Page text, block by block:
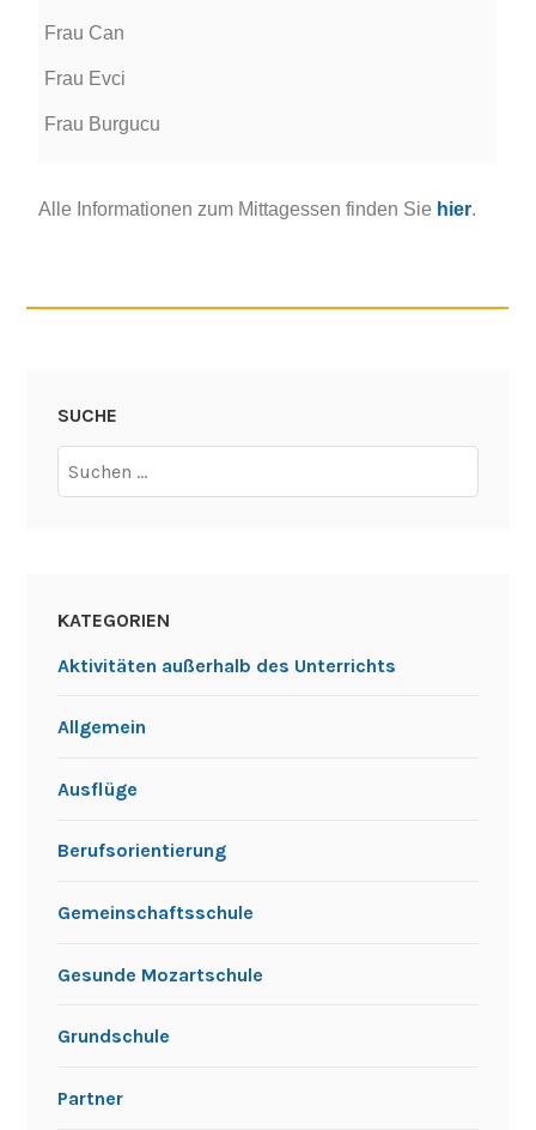
Frau Can
Frau Evci
Frau Burgucu
Alle Informationen zum Mittagessen finden Sie hier.
SUCHE
KATEGORIEN
Aktivitäten außerhalb des Unterrichts
Allgemein
Ausflüge
Berufsorientierung
Gemeinschaftsschule
Gesunde Mozartschule
Grundschule
Partner